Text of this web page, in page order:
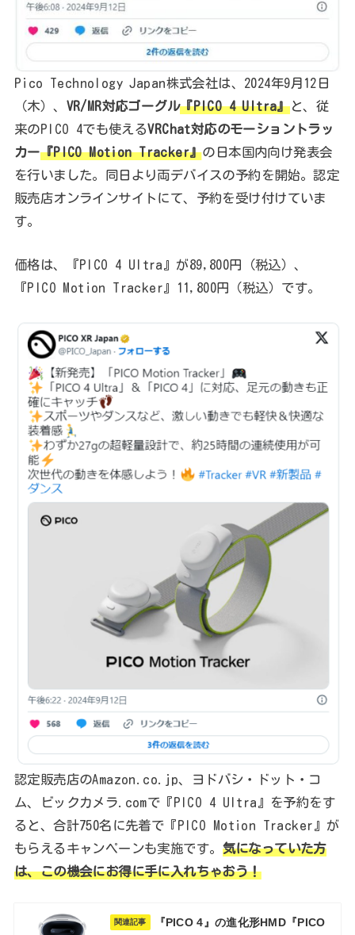
Pico Technology Japan株式会社は、2024年9月12日
（木）、 VR/MR対応ゴーグル『PICO 4 Ultra』と、従
来のPICO 4でも使えるVRChat対応のモーショントラッ
カー『PICO Motion Tracker』の日本国内向け発表会
を行いました。同日より両デバイスの予約を開始。認定
販売店オンラインサイトにて、予約を受け付けていま
す。
価格は、『PICO 4 Ultra』が89,800円（税込）、
『PICO Motion Tracker』11,800円（税込）です。
認定販売店のAmazon.co.jp、ヨドバシ・ドット・コ
ム、ビックカメラ.comで『PICO 4 Ultra』を予約をす
ると、合計750名に先着で『PICO Motion Tracker』が
もらえるキャンペーンも実施です。 気になっていた方
は、この機会にお得に手に入れちゃおう！
関連記事
『PICO 4』の進化形HMD『PICO